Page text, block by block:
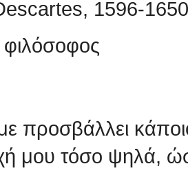
1596-1650
προσβάλλει
μου τόσο ψηλά,